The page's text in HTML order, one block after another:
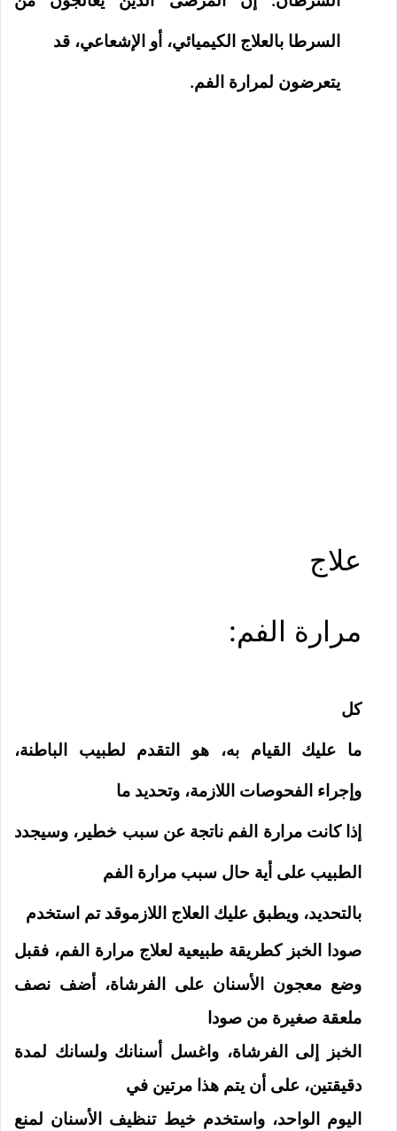
السرطا بالعلاج الكيميائي، أو الإشعاعي، قد
يتعرضون لمرارة الفم.
علاج
مرارة الفم:
كل
ما عليك القيام به، هو التقدم لطبيب الباطنة،
وإجراء الفحوصات اللازمة، وتحديد ما
إذا كانت مرارة الفم ناتجة عن سبب خطير، وسيجدد
الطبيب على أية حال سبب مرارة الفم
بالتحديد، ويطبق عليك العلاج اللازموقد تم ا ستخدم
صودا الخبز كطريقة طبيعية لعلاج مرارة الفم، فقبل
وضع معجون الأسنان على الفرشاة، أضف نصف
ملعقة صغيرة من صودا
الخبز إلى الفرشاة، واغسل أسنانك ولسانك لمدة
دقيقتين، على أن يتم هذا مرتين في
اليوم الواحد، واستخدم خيط تنظيف الأسنان لمنع